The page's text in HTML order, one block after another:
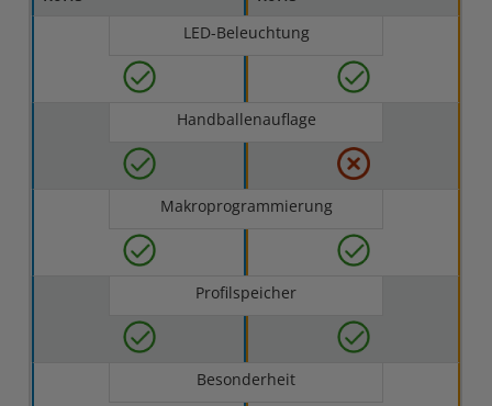
LED-Beleuchtung
Handballenauflage
Makroprogrammierung
Profilspeicher
Besonderheit